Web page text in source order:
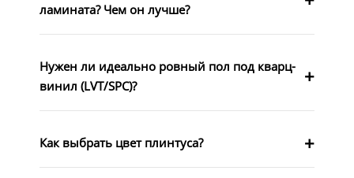
ламината? Чем он лучше?
Нужен ли идеально ровный пол под кварц-
винил (LVT/SPC)?
Как выбрать цвет плинтуса?